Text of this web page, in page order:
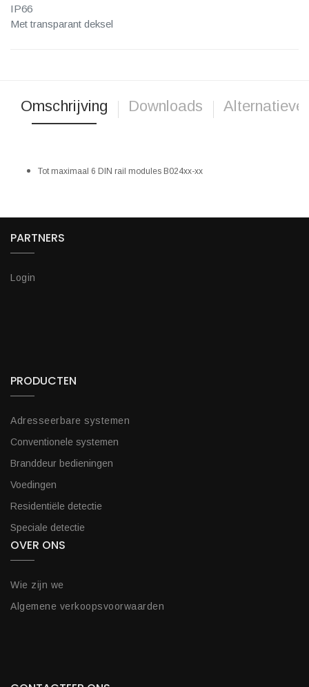
IP66
Met transparant deksel
Omschrijving Downloads Alternatieve
Tot maximaal 6 DIN rail modules B024xx-xx
PARTNERS
Login
PRODUCTEN
Adresseerbare systemen
Conventionele systemen
Branddeur bedieningen
Voedingen
Residentiële detectie
Speciale detectie
OVER ONS
Wie zijn we
Algemene verkoopsvoorwaarden